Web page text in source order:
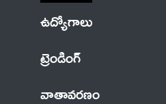
ఉద్యోగాలు
ట్రెండింగ్
వాతావరణం